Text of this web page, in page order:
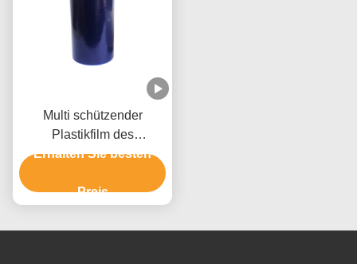
Multi schützender
Plastikfilm des
Gebrauchs-50mm für die
Verpackung
Erhalten Sie besten
Preis